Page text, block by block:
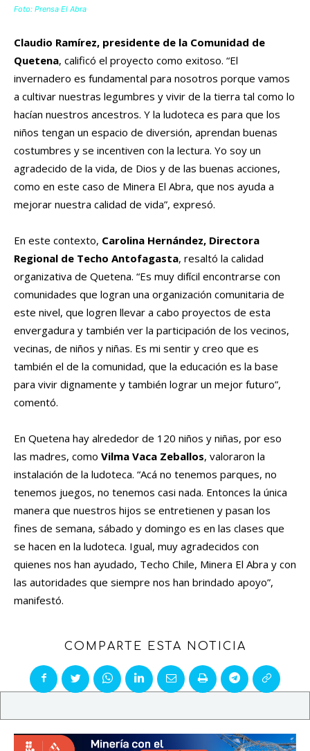
Foto: Prensa El Abra
Claudio Ramírez, presidente de la Comunidad de
Quetena, calificó el proyecto como exitoso. “El
invernadero es fundamental para nosotros porque vamos
a cultivar nuestras legumbres y vivir de la tierra tal como lo
hacían nuestros ancestros. Y la ludoteca es para que los
niños tengan un espacio de diversión, aprendan buenas
costumbres y se incentiven con la lectura. Yo soy un
agradecido de la vida, de Dios y de las buenas acciones,
como en este caso de Minera El Abra, que nos ayuda a
mejorar nuestra calidad de vida”, expresó.
En este contexto, Carolina Hernández, Directora
Regional de Techo Antofagasta, resaltó la calidad
organizativa de Quetena. “Es muy difícil encontrarse con
comunidades que logran una organización comunitaria de
este nivel, que logren llevar a cabo proyectos de esta
envergadura y también ver la participación de los vecinos,
vecinas, de niños y niñas. Es mi sentir y creo que es
también el de la comunidad, que la educación es la base
para vivir dignamente y también lograr un mejor futuro”,
comentó.
En Quetena hay alrededor de 120 niños y niñas, por eso
las madres, como Vilma Vaca Zeballos, valoraron la
instalación de la ludoteca. “Acá no tenemos parques, no
tenemos juegos, no tenemos casi nada. Entonces la única
manera que nuestros hijos se entretienen y pasan los
fines de semana, sábado y domingo es en las clases que
se hacen en la ludoteca. Igual, muy agradecidos con
quienes nos han ayudado, Techo Chile, Minera El Abra y con
las autoridades que siempre nos han brindado apoyo”,
manifestó.
COMPARTE ESTA NOTICIA